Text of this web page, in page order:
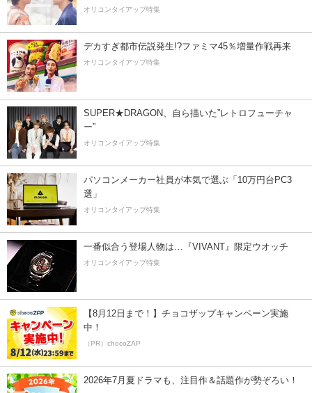
オリコンタイアップ特集
デカすぎ都市伝説発生!?ファミマ45％増量作戦再来
オリコンタイアップ特集
SUPER★DRAGON、自ら描いた”レトロフューチャ
ー”
オリコンタイアップ特集
パソコンメーカー社員が本気で選ぶ「10万円台PC3
選」
オリコンタイアップ特集
一番似合う登場人物は…『VIVANT』限定ウオッチ
オリコンタイアップ特集
【8月12日まで！】チョコザップキャンペーン実施
中！
（PR）chocoZAP
2026年7月夏ドラマも、注目作＆話題作が勢ぞろい！